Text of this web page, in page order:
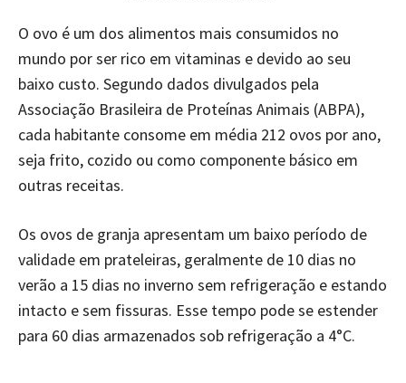
O ovo é um dos alimentos mais consumidos no
mundo por ser rico em vitaminas e devido ao seu
baixo custo. Segundo dados divulgados pela
Associação Brasileira de Proteínas Animais (ABPA),
cada habitante consome em média 212 ovos por ano,
seja frito, cozido ou como componente básico em
outras receitas.
Os ovos de granja apresentam um baixo período de
validade em prateleiras, geralmente de 10 dias no
verão a 15 dias no inverno sem refrigeração e estando
intacto e sem fissuras. Esse tempo pode se estender
para 60 dias armazenados sob refrigeração a 4°C.